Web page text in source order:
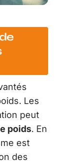
Les
peut
poids. En
est
des